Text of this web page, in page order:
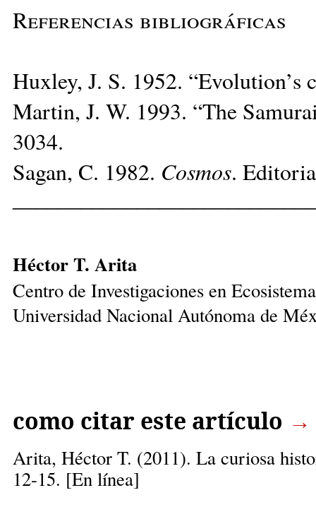
Referencias bibliográficas
Huxley, J. S. 1952. “Evolution’s
Martin, J. W. 1993. “The
3034.
Sagan, C. 1982. Cosmos.
Héctor T. Arita
Centro de Investigaciones en
Universidad Nacional Autónoma de
como citar este artículo →
Arita, Héctor T. (2011). La curiosa
12-15. [En línea]